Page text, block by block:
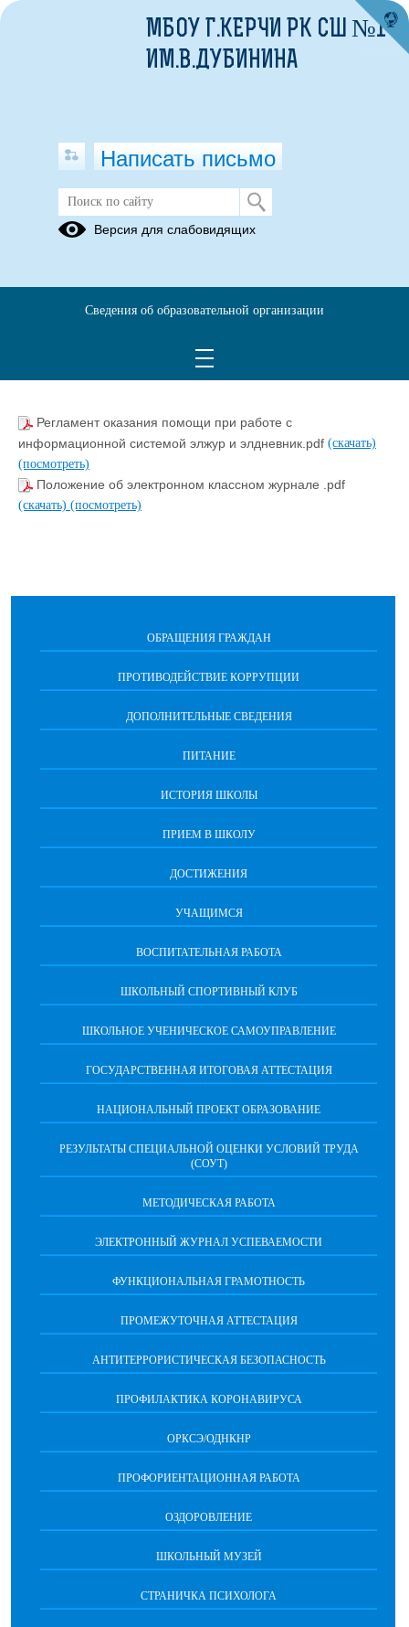
Электронный журнал успеваемости
Регламент оказания помощи при работе с
информационной системой элжур и элдневник.pdf (скачать)
(посмотреть)
Положение об электронном классном журнале .pdf
(скачать) (посмотреть)
ОБРАЩЕНИЯ ГРАЖДАН
ПРОТИВОДЕЙСТВИЕ КОРРУПЦИИ
ДОПОЛНИТЕЛЬНЫЕ СВЕДЕНИЯ
ПИТАНИЕ
ИСТОРИЯ ШКОЛЫ
ПРИЕМ В ШКОЛУ
ДОСТИЖЕНИЯ
УЧАЩИМСЯ
ВОСПИТАТЕЛЬНАЯ РАБОТА
ШКОЛЬНЫЙ СПОРТИВНЫЙ КЛУБ
ШКОЛЬНОЕ УЧЕНИЧЕСКОЕ САМОУПРАВЛЕНИЕ
ГОСУДАРСТВЕННАЯ ИТОГОВАЯ АТТЕСТАЦИЯ
НАЦИОНАЛЬНЫЙ ПРОЕКТ ОБРАЗОВАНИЕ
РЕЗУЛЬТАТЫ СПЕЦИАЛЬНОЙ ОЦЕНКИ УСЛОВИЙ ТРУДА
(СОУТ)
МЕТОДИЧЕСКАЯ РАБОТА
ЭЛЕКТРОННЫЙ ЖУРНАЛ УСПЕВАЕМОСТИ
ФУНКЦИОНАЛЬНАЯ ГРАМОТНОСТЬ
ПРОМЕЖУТОЧНАЯ АТТЕСТАЦИЯ
АНТИТЕРРОРИСТИЧЕСКАЯ БЕЗОПАСНОСТЬ
ПРОФИЛАКТИКА КОРОНАВИРУСА
ОРКСЭ/ОДНКНР
ПРОФОРИЕНТАЦИОННАЯ РАБОТА
ОЗДОРОВЛЕНИЕ
ШКОЛЬНЫЙ МУЗЕЙ
СТРАНИЧКА ПСИХОЛОГА
МБОУ Г.КЕРЧИ РК СШ №1
ИМ.В.ДУБИНИНА
Написать письмо
Версия для слабовидящих
Сведения об образовательной организации